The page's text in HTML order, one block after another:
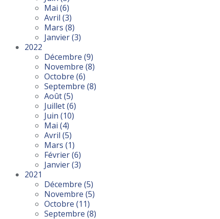
Mai (6)
Avril (3)
Mars (8)
Janvier(3)
2022
Décembre (9)
Novembre (8)
Octobre (6)
Septembre (8)
Août(5)
Juillet(6)
Juin (10)
Mai (4)
Avril (5)
Mars (1)
Février(6)
Janvier(3)
2021
Décembre (5)
Novembre (5)
Octobre (11)
Septembre (8)